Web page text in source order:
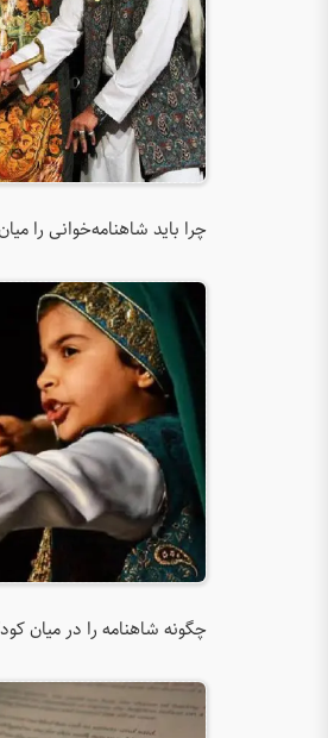
چرا باید شاهنامه‌خوانی را
چگونه شاهنامه را در میان